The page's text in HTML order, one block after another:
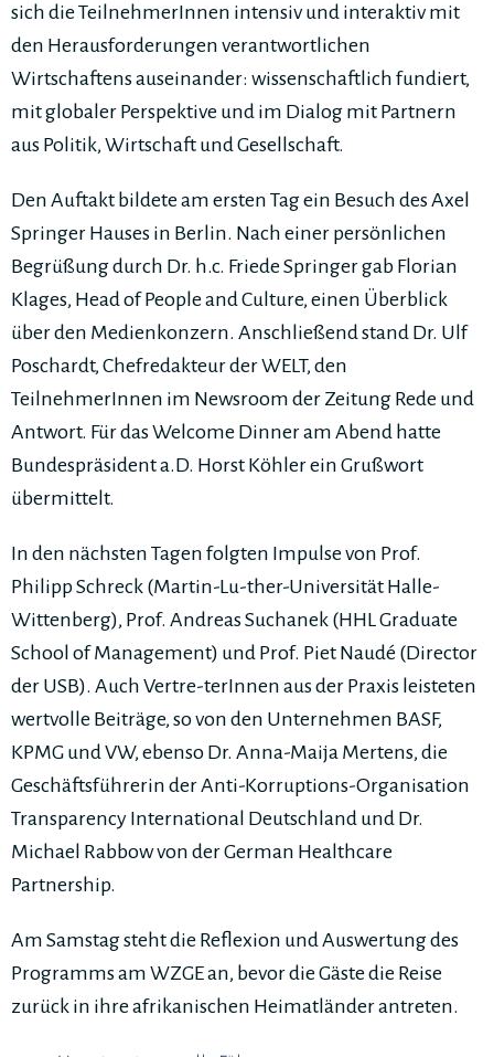
sich die TeilnehmerInnen intensiv und interaktiv mit
den Herausforderungen verantwortlichen
Wirtschaftens auseinander: wissenschaftlich fundiert,
mit globaler Perspektive und im Dialog mit Partnern
aus Politik, Wirtschaft und Gesellschaft.
Den Auftakt bildete am ersten Tag ein Besuch des Axel
Springer Hauses in Berlin. Nach einer persönlichen
Begrüßung durch Dr. h.c. Friede Springer gab Florian
Klages, Head of People and Culture, einen Überblick
über den Medienkonzern. Anschließend stand Dr. Ulf
Poschardt, Chefredakteur der WELT, den
TeilnehmerInnen im Newsroom der Zeitung Rede und
Antwort. Für das Welcome Dinner am Abend hatte
Bundespräsident a.D. Horst Köhler ein Grußwort
übermittelt.
In den nächsten Tagen folgten Impulse von Prof.
Philipp Schreck (Martin-Lu-ther-Universität Halle-
Wittenberg), Prof. Andreas Suchanek (HHL Graduate
School of Management) und Prof. Piet Naudé (Director
der USB). Auch Vertre-terInnen aus der Praxis leisteten
wertvolle Beiträge, so von den Unternehmen BASF,
KPMG und VW, ebenso Dr. Anna-Maija Mertens, die
Geschäftsführerin der Anti-Korruptions-Organisation
Transparency International Deutschland und Dr.
Michael Rabbow von der German Healthcare
Partnership.
Am Samstag steht die Reflexion und Auswertung des
Programms am WZGE an, bevor die Gäste die Reise
zurück in ihre afrikanischen Heimatländer antreten.